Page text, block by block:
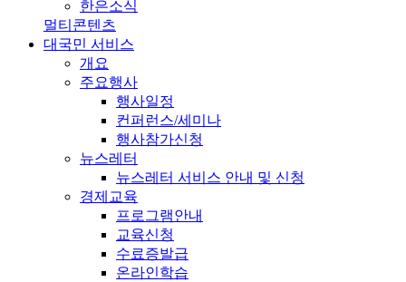
한은소식
멀티콘텐츠
대국민 서비스
개요
주요행사
행사일정
컨퍼런스/세미나
행사참가신청
뉴스레터
뉴스레터 서비스 안내 및 신청
경제교육
프로그램안내
교육신청
수료증발급
온라인학습